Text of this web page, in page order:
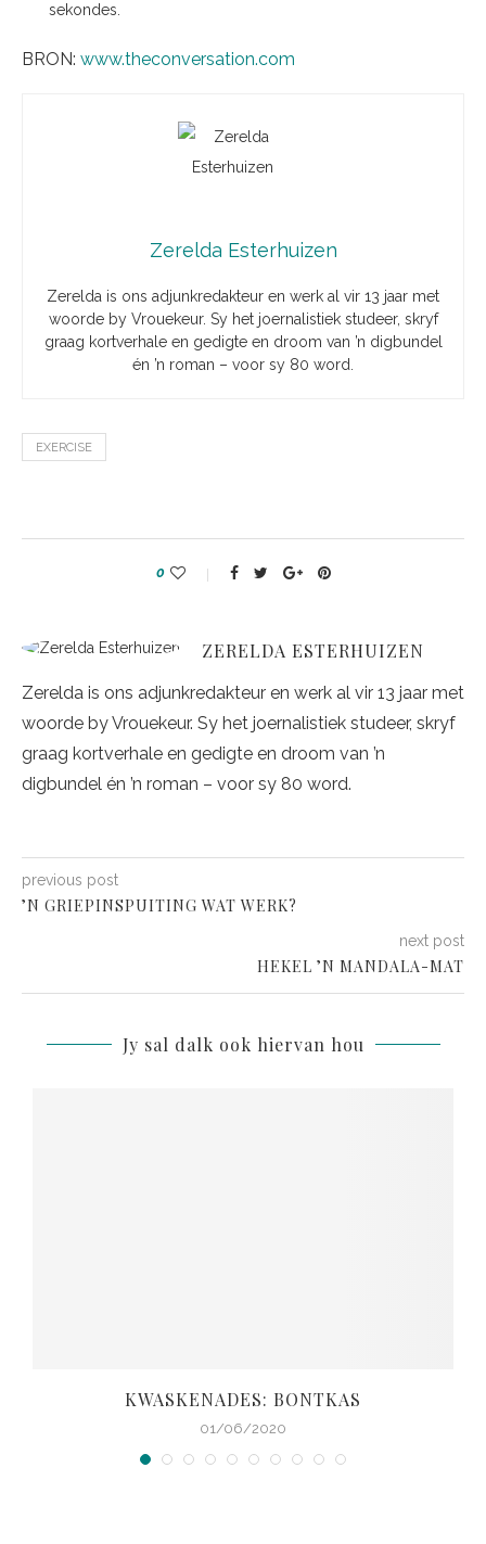
sekondes.
BRON: www.theconversation.com
Zerelda Esterhuizen
Zerelda is ons adjunkredakteur en werk al vir 13 jaar met
woorde by Vrouekeur. Sy het joernalistiek studeer, skryf
graag kortverhale en gedigte en droom van ’n digbundel
én ’n roman – voor sy 80 word.
EXERCISE
0
ZERELDA ESTERHUIZEN
Zerelda is ons adjunkredakteur en werk al vir 13 jaar met
woorde by Vrouekeur. Sy het joernalistiek studeer, skryf
graag kortverhale en gedigte en droom van ’n
digbundel én ’n roman – voor sy 80 word.
previous post
’N GRIEPINSPUITING WAT WERK?
next post
HEKEL ’N MANDALA-MAT
Jy sal dalk ook hiervan hou
KWASKENADES: BONTKAS
01/06/2020